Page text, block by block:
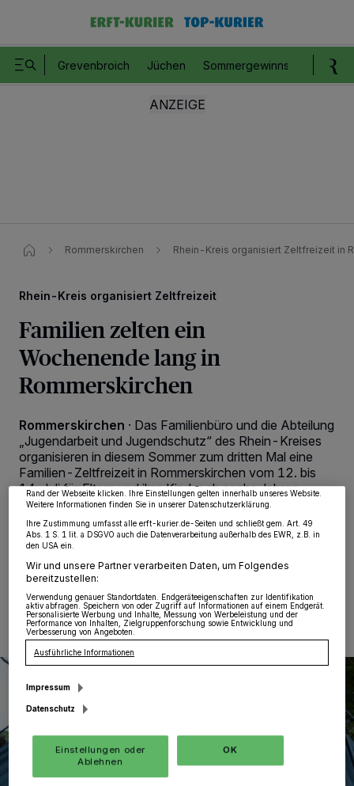
Grevenbroich Jüchen Sommergewinnspiel
Rommerskirchen Rhein-Kreis organisiert Zeltfreizeit in
Rhein-Kreis organisiert Zeltfreizeit
Familien zelten ein
Wochenende lang in
Rommerskirchen
Rommerskirchen · Das Familienbüro und die Abteilung
„Jugendarbeit und Jugendschutz“ des Rhein-Kreises
organisieren in diesem Sommer zum dritten Mal eine
Familien-Zeltfreizeit in Rommerskirchen vom 12. bis
14. Juli für Eltern und ihre Kinder ab sechs Jahren.
Mitmachen können Familien aus dem Rhein-Kreis, die
Inhaber der Familienkarte sind.
20.03.2024 , 09:57 Uhr
von OK aktivieren Sie Tracking-Technologien für die unter „Wir und unsere
Partner verarbeiten Daten, um Ihnen Dienste bereitzustellen“ aufgeführten
Zwecke. Wenn Tracker deaktiviert sind, sind manche Inhalte und Anzeigen
möglicherweise nicht mehr so relevant für Sie. Sie können dieses Menü jederzeit
wieder aufrufen, um Ihre Einstellungen zu ändern oder Ihre Einwilligung zu
widerrufen, indem Sie auf den Link Einstellungen oder Ablehnen am unteren
Rand der Webseite klicken. Ihre Einstellungen gelten innerhalb unseres Website.
Weitere Informationen finden Sie in unserer Datenschutzerklärung.
Ihre Zustimmung umfasst alle erft-kurier.de-Seiten und schließt gem. Art. 49
Abs. 1 S. 1 lit. a DSGVO auch die Datenverarbeitung außerhalb des EWR, z.B. in
den USA ein.
Wir und unsere Partner verarbeiten Daten, um Folgendes
bereitzustellen:
Verwendung genauer Standortdaten. Endgeräteeigenschaften zur Identifikation
aktiv abfragen. Speichern von oder Zugriff auf Informationen auf einem Endgerät.
Personalisierte Werbung und Inhalte, Messung von Werbeleistung und der
Performance von Inhalten, Zielgruppenforschung sowie Entwicklung und
Verbesserung von Angeboten.
Ausführliche Informationen
Impressum
Datenschutz
Einstellungen oder
Ablehnen
OK